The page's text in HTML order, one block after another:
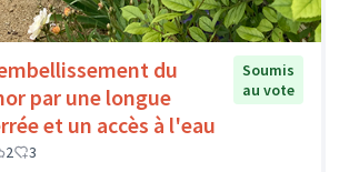
du
par une longue
et un accès à l'eau
Soumis
au vote
2 3